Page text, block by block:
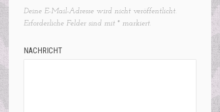
Deine E-Mail-Adresse wird nicht veröffentlicht.
Erforderliche Felder sind mit *markiert.
NACHRICHT